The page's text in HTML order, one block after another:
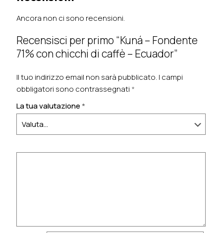
Ancora non ci sono recensioni.
Recensisci per primo “Kuná – Fondente
71% con chicchi di caffè – Ecuador”
Il tuo indirizzo email non sarà pubblicato. I campi
obbligatori sono contrassegnati *
La tua valutazione *